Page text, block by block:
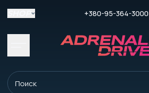
+380-95-364-3000